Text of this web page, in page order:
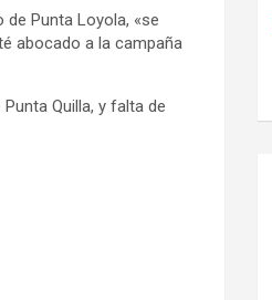
Punta Loyola, «se
abocado a la campaña
Quilla, y falta de